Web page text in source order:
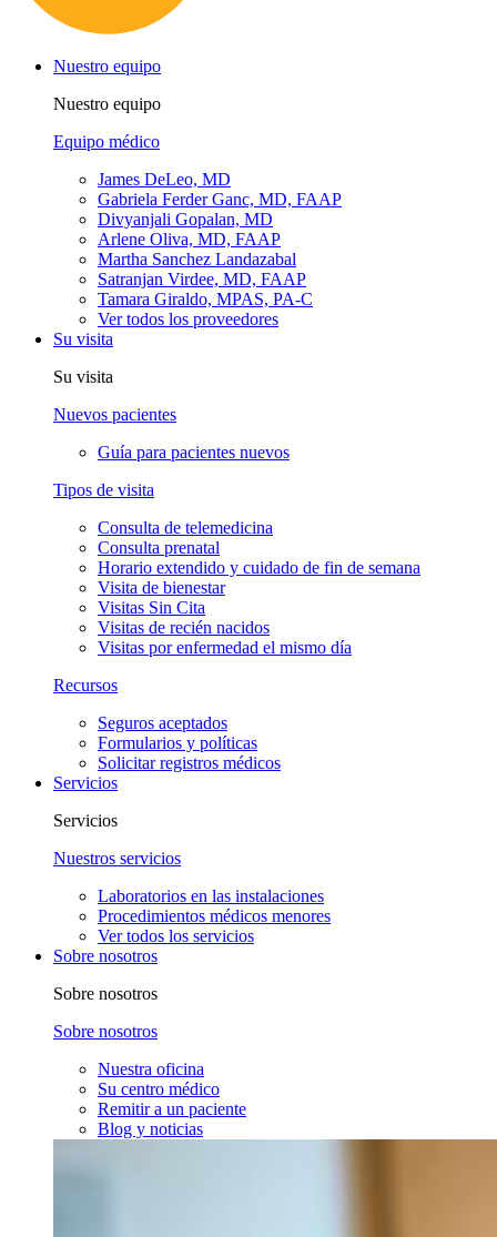
Nuestro equipo
Nuestro equipo
Equipo médico
James DeLeo, MD
Gabriela Ferder Ganc, MD, FAAP
Divyanjali Gopalan, MD
Arlene Oliva, MD, FAAP
Martha Sanchez Landazabal
Satranjan Virdee, MD, FAAP
Tamara Giraldo, MPAS, PA-C
Ver todos los proveedores
Su visita
Su visita
Nuevos pacientes
Guía para pacientes nuevos
Tipos de visita
Consulta de telemedicina
Consulta prenatal
Horario extendido y cuidado de fin de semana
Visita de bienestar
Visitas Sin Cita
Visitas de recién nacidos
Visitas por enfermedad el mismo día
Recursos
Seguros aceptados
Formularios y políticas
Solicitar registros médicos
Servicios
Servicios
Nuestros servicios
Laboratorios en las instalaciones
Procedimientos médicos menores
Ver todos los servicios
Sobre nosotros
Sobre nosotros
Sobre nosotros
Nuestra oficina
Su centro médico
Remitir a un paciente
Blog y noticias